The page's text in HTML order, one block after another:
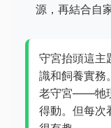
源，再結合自
守宮抬頭這主
識和飼養實務
老守宮——牠
得動。但每次